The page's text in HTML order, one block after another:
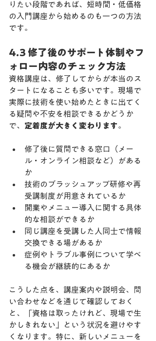
りたい段階であれば、短時間・低価格
の入門講座から始めるのも一つの方法
です。
4.3 修了後のサポート体制やフ
ォロー内容のチェック方法
資格講座は、修了してからが本当のス
タートになることも多いです。現場で
実際に技術を使い始めたときに出てく
る疑問や不安を相談できるかどうか
で、 定着度が大きく変わります。
修了後に質問できる窓口（メー
ル・オンライン相談など）がある
か
技術のブラッシュアップ研修や再
受講制度が用意されているか
開業やメニュー導入に関する具体
的な相談ができるか
同じ講座を受講した人同士で情報
交換できる場があるか
症例やトラブル事例について学べ
る機会が継続的にあるか
こうした点を、講座案内や説明会、問
い合わせなどを通じて確認しておく
と、「資格は取ったけれど、現場で生
かしきれない」という状況を避けやす
くなります。特に、新しいメニューを